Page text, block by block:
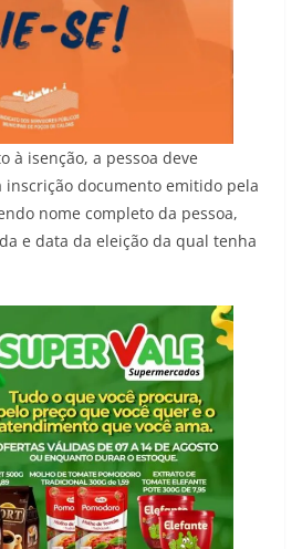
à isenção, a pessoa deve
documento emitido pela
nome completo da pessoa,
e data da eleição da qual tenha